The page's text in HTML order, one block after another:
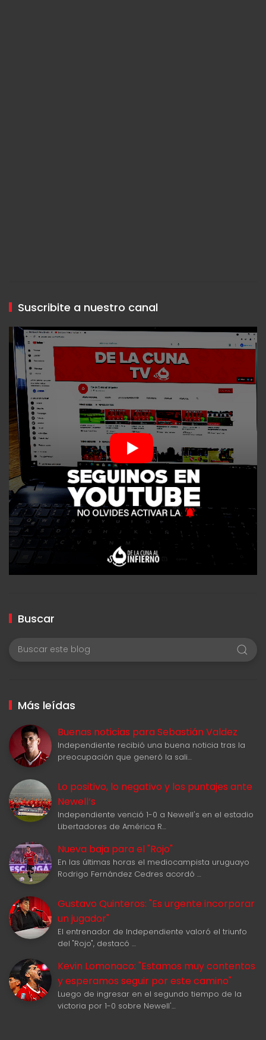
Suscribite a nuestro canal
Buscar
Más leídas
Buenas noticias para Sebastián Valdez
Independiente recibió una buena noticia tras la
preocupación que generó la sali…
Lo positivo, lo negativo y los puntajes ante
Newell‘s
Independiente venció 1-0 a Newell's en el estadio
Libertadores de América R…
Nueva baja para el "Rojo"
En las últimas horas el mediocampista uruguayo
Rodrigo Fernández Cedres acordó …
Gustavo Quinteros: "Es urgente incorporar
un jugador"
El entrenador de Independiente valoró el triunfo
del "Rojo", destacó …
Kevin Lomonaco: "Estamos muy contentos
y esperamos seguir por este camino"
Luego de ingresar en el segundo tiempo de la
victoria por 1-0 sobre Newell'…